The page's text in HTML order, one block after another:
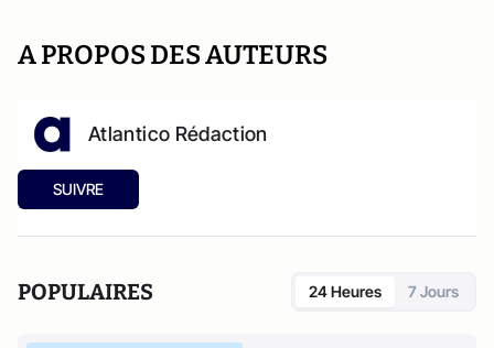
A PROPOS DES AUTEURS
Atlantico Rédaction
SUIVRE
POPULAIRES 24 Heures 7 Jours